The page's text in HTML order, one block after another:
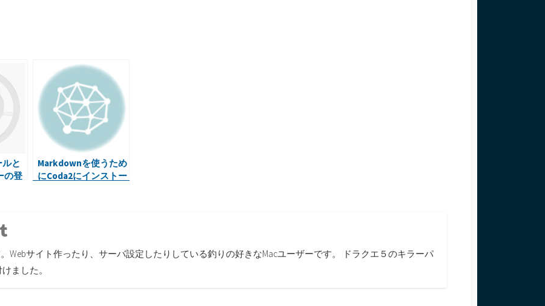
と
の登
Markdownを使うため
にCoda2にインストー
Linkedin
Webサイト作ったり、サーバ設定したりしている釣りの好きなMacユーザーです。 ドラクエ５のキラーパ
ました。